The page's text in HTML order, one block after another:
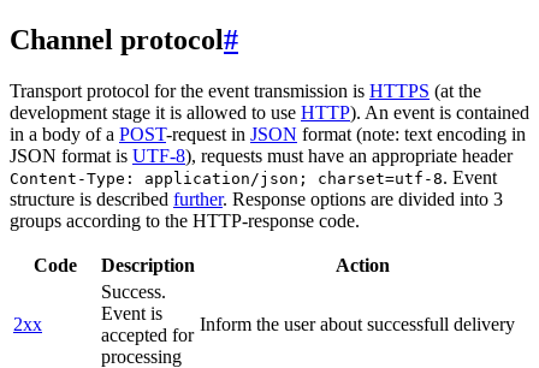
Channel protocol#
Transport protocol for the event transmission is HTTPS (at the
development stage it is allowed to use HTTP). An event is contained
in a body of a POST-request in JSON format (note: text encoding in
JSON format is UTF-8), requests must have an appropriate header
Content-Type: application/json; charset=utf-8. Event
structure is described further. Response options are divided into 3
groups according to the HTTP-response code.
Code Description Action
2xx
Success.
Event is
accepted for
processing
Inform the user about successfull delivery